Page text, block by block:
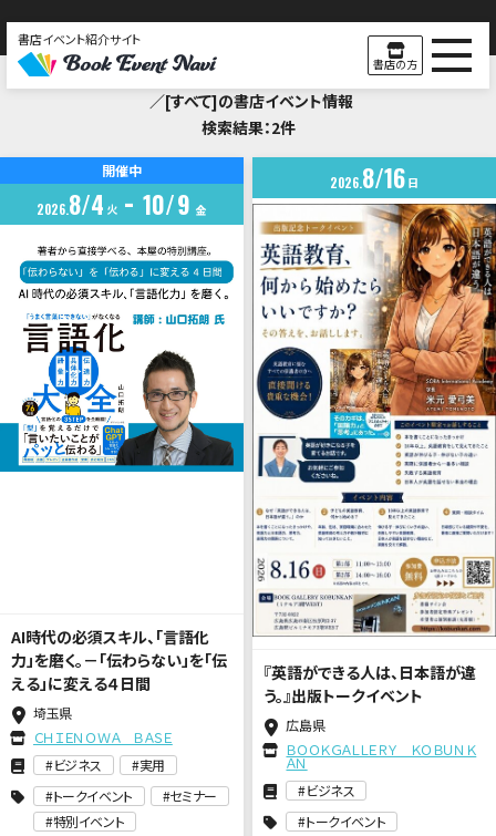
書店イベント紹介サイト
書店の方
Search Result
／[すべて]の書店イベント情報
検索結果：2件
開催中
2026 8 4 火 10 9 金
AI時代の必須スキル、「言語化
力」を磨く。－「伝わらない」を「伝
える」に変える４日間
埼玉県
ＣＨＩＥＮＯＷＡ ＢＡＳＥ
ビジネス
実用
トークイベント
セミナー
特別イベント
2026 8 16 日
『英語ができる人は、日本語が違
う。』出版トークイベント
広島県
ＢＯＯＫＧＡＬＬＥＲＹ ＫＯＢＵＮＫ
ＡＮ
ビジネス
トークイベント